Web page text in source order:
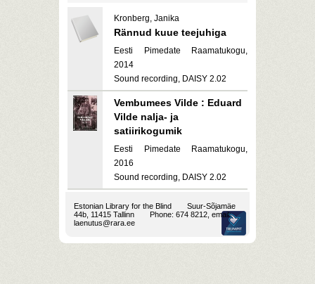
Kronberg, Janika
Rännud kuue teejuhiga
Eesti Pimedate Raamatukogu,
2014
Sound recording, DAISY 2.02
Vembumees Vilde : Eduard
Vilde nalja- ja
satiirikogumik
Eesti Pimedate Raamatukogu,
2016
Sound recording, DAISY 2.02
Estonian Library for the Blind
Suur-Sõjamäe
44b, 11415 Tallinn
Phone: 674 8212, email:
laenutus@rara.ee